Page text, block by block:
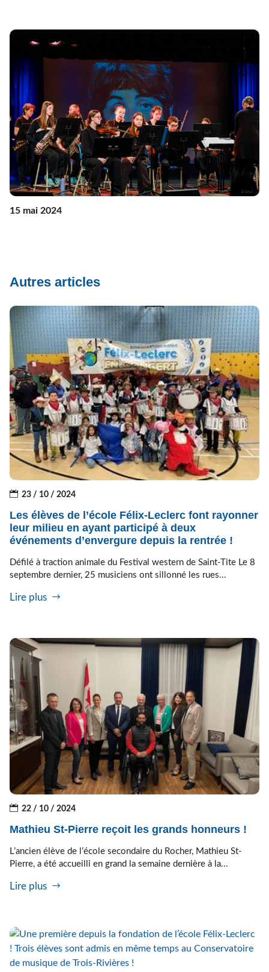
15 mai 2024
Autres articles
23 / 10 / 2024
Les élèves de l’école Félix-Leclerc font rayonner
leur milieu en ayant participé à deux
événements d’envergure depuis la rentrée !
Défilé à traction animale du Festival western de Saint-Tite Le 8
septembre dernier, 25 musiciens ont sillonné les rues...
Lire plus
22 / 10 / 2024
Mathieu St-Pierre reçoit les grands honneurs !
L’ancien élève de l’école secondaire du Rocher, Mathieu St-
Pierre, a été accueilli en grand la semaine dernière à la...
Lire plus